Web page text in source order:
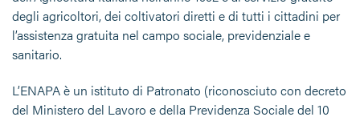
degli agricoltori, dei coltivatori diretti e di tutti i cittadini per
l’assistenza gratuita nel campo sociale, previdenziale e
sanitario.
L’ENAPA è un istituto di Patronato (riconosciuto con decreto
del Ministero del Lavoro e della Previdenza Sociale del 10